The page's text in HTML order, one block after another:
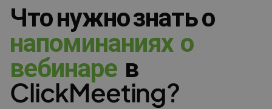
Что нужно знать о
напоминаниях о
вебинаре в
ClickMeeting?